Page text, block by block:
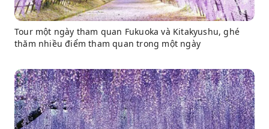
Tour một ngày tham quan Fukuoka và Kitakyushu, ghé
thăm nhiều điểm tham quan trong một ngày